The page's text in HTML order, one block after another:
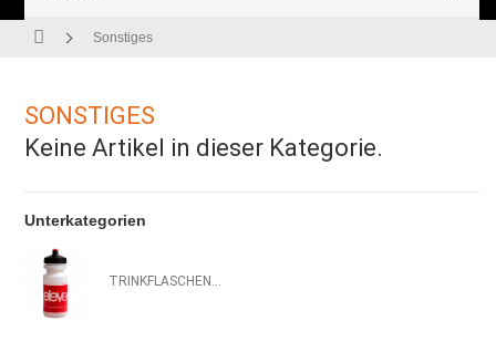
Sonstiges
SONSTIGES
Keine Artikel in dieser Kategorie.
Unterkategorien
TRINKFLASCHEN...